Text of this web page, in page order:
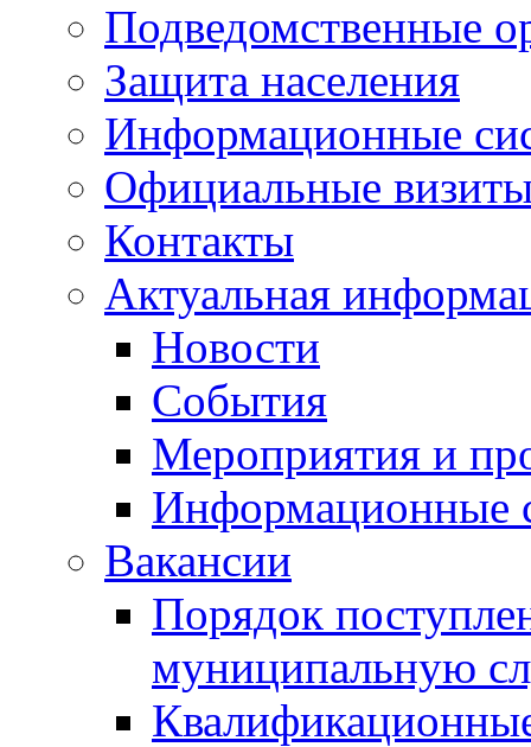
Подведомственные
Защита населения
Информационные
Официальные
Контакты
Актуальная
Новости
События
Мероприятия и
Информационные
Вакансии
Порядок
муниципальную